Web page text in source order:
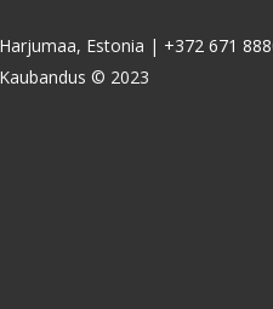
Estonia | +372 671
© 2023